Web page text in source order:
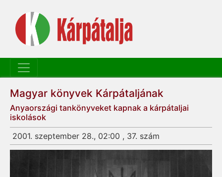
Magyar könyvek Kárpátaljának
Anyaországi tankönyveket kapnak a kárpátaljai
iskolások
2001. szeptember 28., 02:00 , 37. szám